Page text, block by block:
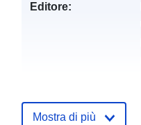
Editore:
catalogo:
Mostra di più